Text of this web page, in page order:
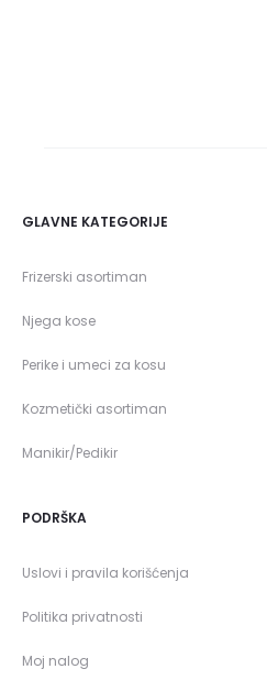
GLAVNE KATEGORIJE
Frizerski asortiman
Njega kose
Perike i umeci za kosu
Kozmetički asortiman
Manikir/Pedikir
PODRŠKA
Uslovi i pravila korišćenja
Politika privatnosti
Moj nalog